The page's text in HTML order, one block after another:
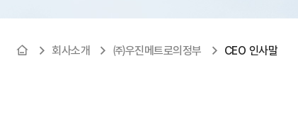
회사소개 ㈜우진메트로의정부 CEO 인사말